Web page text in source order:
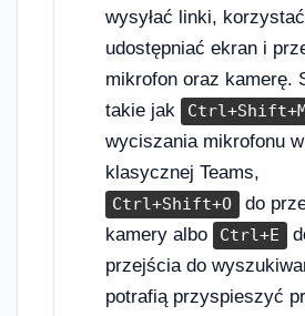
wysyłać linki,
udostępniać ekran i
mikrofon oraz kamerę.
takie jak
Ctrl+Shift+M
wyciszania mikrofonu
klasycznej Teams,
Ctrl+Shift+O
do
kamery albo
Ctrl+E
przejścia do
potrafią przyspieszyć